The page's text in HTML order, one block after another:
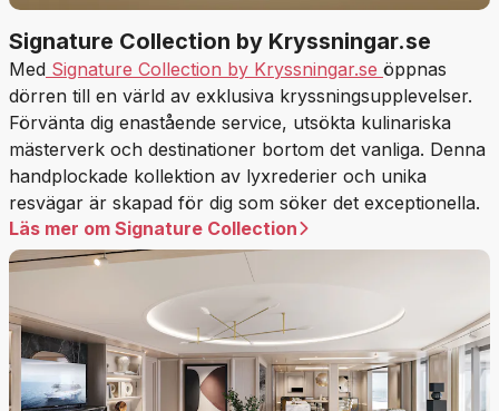
Signature Collection by Kryssningar.se
Med Signature Collection by Kryssningar.se öppnas
dörren till en värld av exklusiva kryssningsupplevelser.
Förvänta dig enastående service, utsökta kulinariska
mästerverk och destinationer bortom det vanliga. Denna
handplockade kollektion av lyxrederier och unika
resvägar är skapad för dig som söker det exceptionella.
Läs mer om Signature Collection